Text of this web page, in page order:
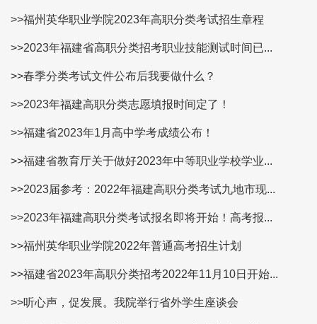
>>福州英华职业学院2023年高职分类考试招生章程
>>2023年福建省高职分类招考职业技能测试时间已...
>>春季分类考试文件公布后我要做什么？
>>2023年福建高职分类志愿填报时间定了！
>>福建省2023年1月高中学考成绩公布！
>>福建省教育厅关于做好2023年中等职业学校学业...
>>2023届参考：2022年福建高职分类考试九地市现...
>>2023年福建高职分类考试报名即将开始！高考报...
>>福州英华职业学院2022年普通高考招生计划
>>福建省2023年高职分类招考2022年11月10日开始...
>>听心声，促发展。我院举行省外学生座谈会